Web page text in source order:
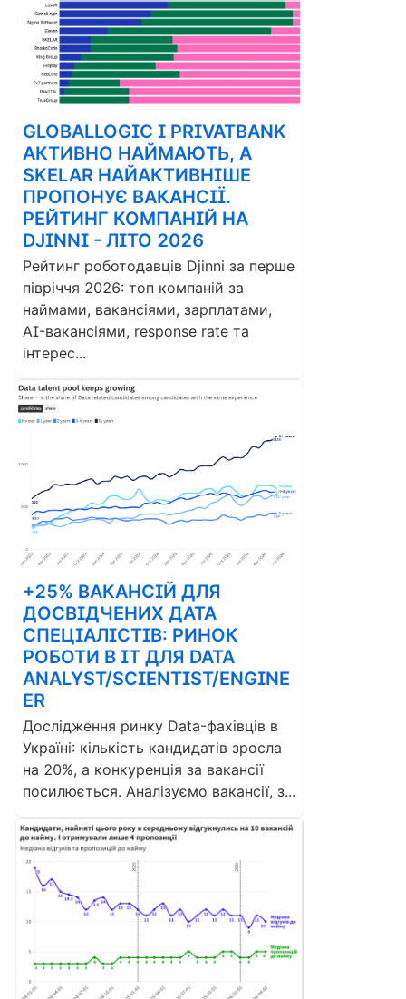
GLOBALLOGIC І PRIVATBANK
АКТИВНО НАЙМАЮТЬ, А
SKELAR НАЙАКТИВНІШЕ
ПРОПОНУЄ ВАКАНСІЇ.
РЕЙТИНГ КОМПАНІЙ НА
DJINNI - ЛІТО 2026
Рейтинг роботодавців Djinni за перше
півріччя 2026: топ компаній за
наймами, вакансіями, зарплатами,
AI-вакансіями, response rate та
інтерес...
+25% ВАКАНСІЙ ДЛЯ
ДОСВІДЧЕНИХ ДАТА
СПЕЦІАЛІСТІВ: РИНОК
РОБОТИ В ІТ ДЛЯ DATA
ANALYST/SCIENTIST/ENGINE
ER
Дослідження ринку Data-фахівців в
Україні: кількість кандидатів зросла
на 20%, а конкуренція за вакансії
посилюється. Аналізуємо вакансії, з...